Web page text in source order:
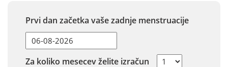
Prvi dan začetka vaše zadnje menstruacije
Za koliko mesecev želite izračun